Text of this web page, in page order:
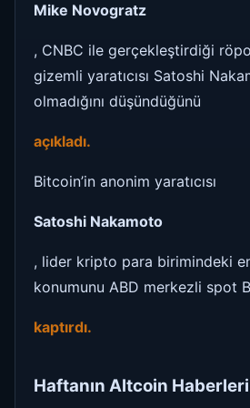
Mike Novogratz
, CNBC ile gerçekleştirdiği
gizemli yaratıcısı Satoshi
olmadığını düşündüğünü
açıkladı.
Bitcoin’in anonim yaratıcısı
Satoshi Nakamoto
, lider kripto para birimindeki
konumunu ABD merkezli spot
kaptırdı.
Haftanın Altcoin Haberleri